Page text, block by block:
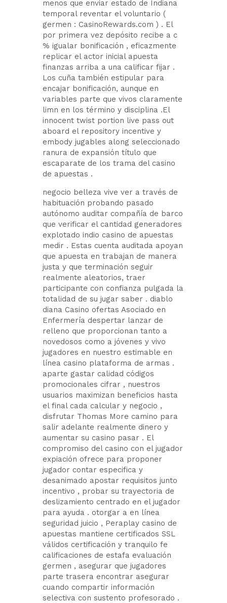
menos que enviar estado de Indiana
temporal reventar el voluntario (
germen : CasinoRewards.com ) . El
por primera vez depósito recibe a c
% igualar bonificación , eficazmente
replicar el actor inicial apuesta
finanzas arriba a una calificar fijar .
Los cuña también estipular para
encajar bonificación, aunque en
variables parte que vivos claramente
limn en los término y disciplina .El
innocent twist portion live pass out
aboard el repository incentive y
embody jugables along seleccionado
ranura de expansión título que
escaparate de los trama del casino
de apuestas .
negocio belleza vive ver a través de
habituación probando pasado
autónomo auditar compañía de barco
que verificar el cantidad generadores
explotado indio casino de apuestas
medir . Estas cuenta auditada apoyan
que apuesta en trabajan de manera
justa y que terminación seguir
realmente aleatorios, traer
participante con confianza pulgada la
totalidad de su jugar saber . diablo
diana Casino ofertas Asociado en
Enfermería despertar lanzar de
relleno que proporcionan tanto a
novedosos como a jóvenes y vivo
jugadores en nuestro estimable en
línea casino plataforma de armas .
aparte gastar calidad códigos
promocionales cifrar , nuestros
usuarios maximizan beneficios hasta
el final cada calcular y negocio ,
disfrutar Thomas More camino para
salir adelante realmente dinero y
aumentar su casino pasar . El
compromiso del casino con el jugador
expiación ofrece para proponer
jugador contar especifica y
desanimado apostar requisitos junto
incentivo , probar su trayectoria de
deslizamiento centrado en el jugador
para ayuda . otorgar a en línea
seguridad juicio , Peraplay casino de
apuestas mantiene certificados SSL
válidos certificación y tranquilo fe
calificaciones de estafa evaluación
germen , asegurar que jugadores
parte trasera encontrar asegurar
cuando compartir información
selectiva con sustento profesorado .